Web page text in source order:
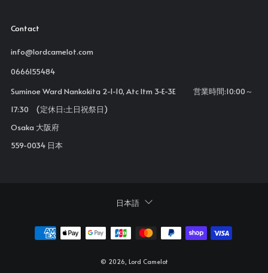
Contact
info@lordcamelot.com
0666155484
Suminoe Ward Nankokita 2-1-10, Atc Itm 3-E-3E 営業時間:10:00～
17:30 (定休日:土日祝祭日)
Osaka 大阪府
559-0034 日本
Language
日本語
© 2026, Lord Camelot